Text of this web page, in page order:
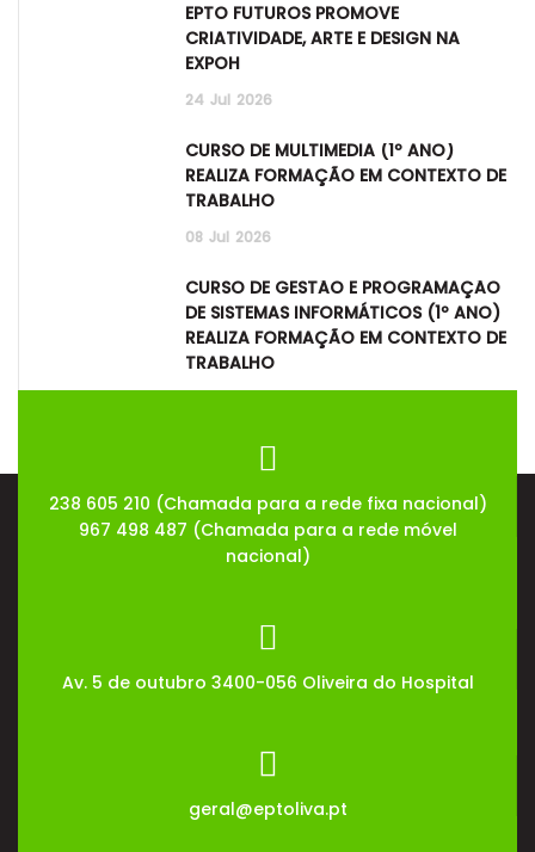
EPTO FUTUROS PROMOVE
CRIATIVIDADE, ARTE E DESIGN NA
EXPOH
24 Jul 2026
CURSO DE MULTIMÉDIA (1º ANO)
REALIZA FORMAÇÃO EM CONTEXTO DE
TRABALHO
08 Jul 2026
CURSO DE GESTÃO E PROGRAMAÇÃO
DE SISTEMAS INFORMÁTICOS (1º ANO)
REALIZA FORMAÇÃO EM CONTEXTO DE
TRABALHO
238 605 210 (Chamada para a rede fixa nacional)
967 498 487 (Chamada para a rede móvel
nacional)
Av. 5 de outubro 3400-056 Oliveira do Hospital
geral@eptoliva.pt